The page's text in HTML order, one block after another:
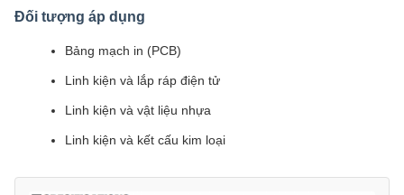
Đối tượng áp dụng
Bảng mạch in (PCB)
Linh kiện và lắp ráp điện tử
Linh kiện và vật liệu nhựa
Linh kiện và kết cấu kim loại